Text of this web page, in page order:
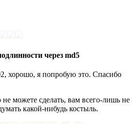
через md5
хорошо, я попробую это. Спасибо
можете сделать, вам всего-лишь не
какой-нибудь костыль.